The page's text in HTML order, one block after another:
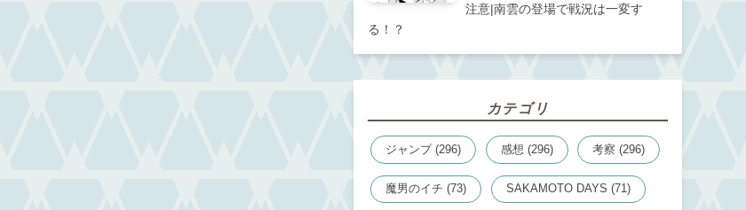
注意|南雲の登場で戦況は一変す
る！？
カテゴリ
ジャンプ (296) 感想 (296) 考察 (296)
魔男のイチ (73) SAKAMOTO DAYS (71)